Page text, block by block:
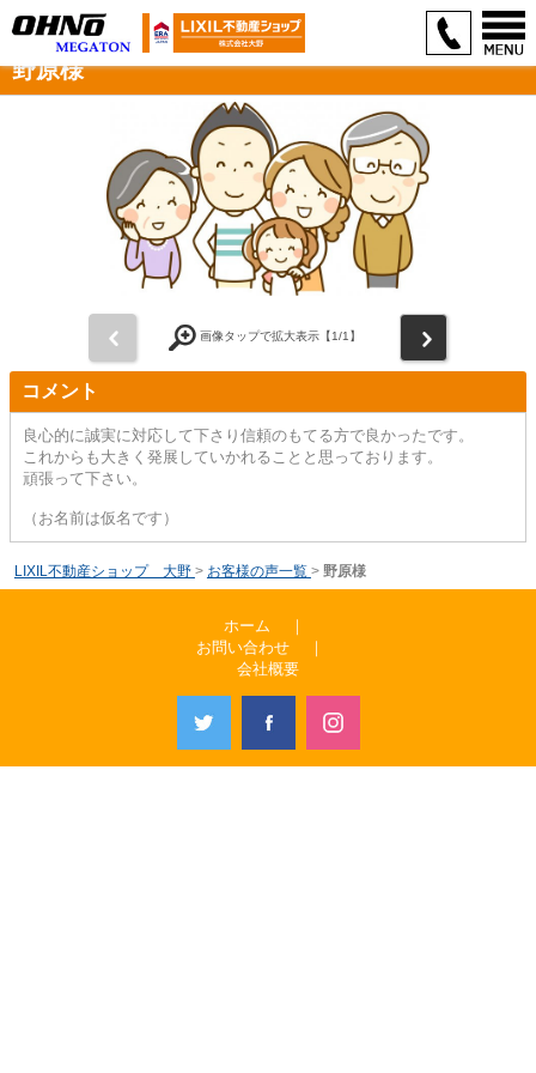
野原様
画像タップで拡大表示【1/1】
コメント
良心的に誠実に対応して下さり信頼のもてる方で良かったです。
これからも大きく発展していかれることと思っております。
頑張って下さい。
（お名前は仮名です）
LIXIL不動産ショップ 大野 > お客様の声一覧 > 野原様
ホーム
｜
お問い合わせ
｜
会社概要